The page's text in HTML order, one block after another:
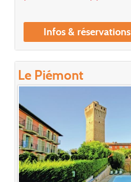
Infos & réservations
Le Piémont